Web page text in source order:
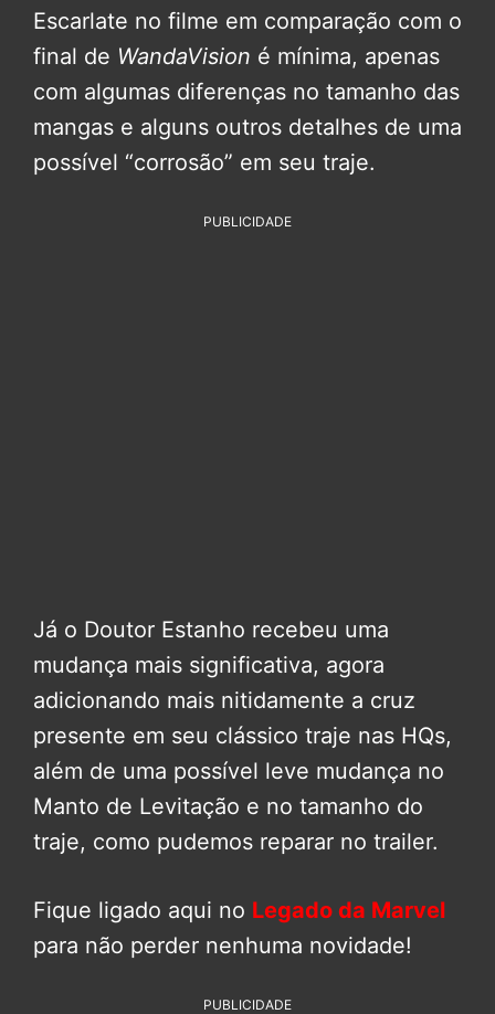
Escarlate no filme em comparação com o
final de WandaVision é mínima, apenas
com algumas diferenças no tamanho das
mangas e alguns outros detalhes de uma
possível “corrosão” em seu traje.
PUBLICIDADE
Já o Doutor Estanho recebeu uma
mudança mais significativa, agora
adicionando mais nitidamente a cruz
presente em seu clássico traje nas HQs,
além de uma possível leve mudança no
Manto de Levitação e no tamanho do
traje, como pudemos reparar no trailer.
Fique ligado aqui no Legado da Marvel
para não perder nenhuma novidade!
PUBLICIDADE